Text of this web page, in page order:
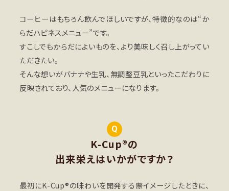
コーヒーはもちろん飲んでほしいですが、特徴的なのは“か
らだハピネスメニュー”です。
すこしでもからだによいものを、より美味しく召し上がってい
ただきたい。
そんな想いがバナナや生乳、無調整豆乳といったこだわりに
反映されており、人気のメニューになります。
Q
K-Cup®の
出来栄えはいかがですか？
最初にK-Cup®の味わいを開発する際イメージしたときに、